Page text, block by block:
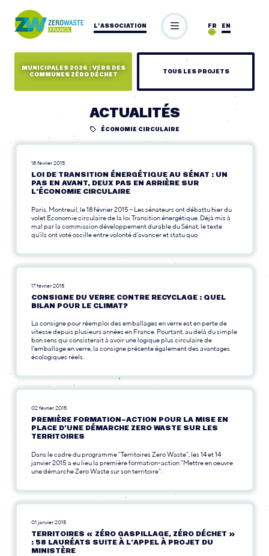
L’ASSOCIATION EN
FR
MUNICIPALES 2026 : VERS DES
COMMUNES ZÉRO DÉCHET
TOUS LES PROJETS
ACTUALITÉS
ÉCONOMIE CIRCULAIRE
18 février 2015
LOI DE TRANSITION ÉNERGÉTIQUE AU SÉNAT : UN
PAS EN AVANT, DEUX PAS EN ARRIÈRE SUR
L’ÉCONOMIE CIRCULAIRE
Paris, Montreuil, le 18 février 2015 – Les sénateurs ont débattu hier du
volet Economie circulaire de la loi Transition énergétique. Déjà mis à
mal par la commission développement durable du Sénat, le texte
qu’ils ont voté oscille entre volonté d’avancer et statu quo.
17 février 2015
CONSIGNE DU VERRE CONTRE RECYCLAGE : QUEL
BILAN POUR LE CLIMAT?
La consigne pour réemploi des emballages en verre est en perte de
vitesse depuis plusieurs années en France. Pourtant, au delà du simple
bon sens qui consisterait à avoir une logique plus circulaire de
l'emballage en verre, la consigne présente également des avantages
écologiques réels.
02 février 2015
PREMIÈRE FORMATION-ACTION POUR LA MISE EN
PLACE D’UNE DÉMARCHE ZERO WASTE SUR LES
TERRITOIRES
Dans le cadre du programme "Territoires Zero Waste", les 14 et 14
janvier 2015 a eu lieu la première formation-action "Mettre en oeuvre
une démarche Zero Waste sur son territoire".
01 janvier 2015
TERRITOIRES « ZÉRO GASPILLAGE, ZÉRO DÉCHET »
: 58 LAURÉATS SUITE À L’APPEL À PROJET DU
MINISTÈRE